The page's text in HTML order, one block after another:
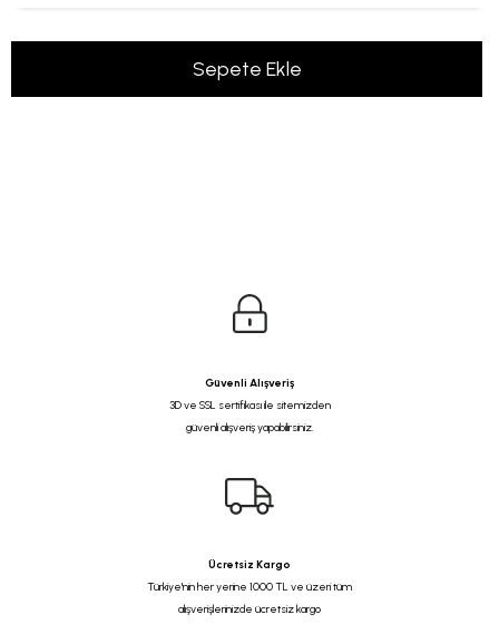
Güvenli Alışveriş
3D ve SSL sertifikası ile sitemizden
güvenli alışveriş yapabilirsiniz.
Ücretsiz Kargo
Türkiye'nin her yerine 1000 TL ve üzeri tüm
alışverişlerinizde ücretsiz kargo